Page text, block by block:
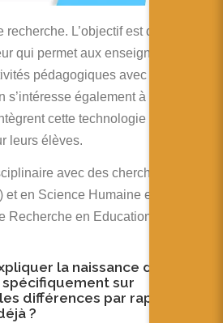
L’objectif est de
qui permet aux enseignants de
pédagogiques avec de la
s’intéresse également à la façon
cette technologie à leurs
leurs élèves.
avec des chercheurs en
et en Science Humaine et Sociale
Recherche en Education de
la naissance du projet.
sur
différences par rapport aux
?